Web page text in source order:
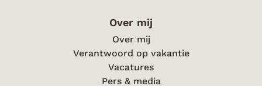
Over mij
Over mij
Verantwoord op vakantie
Vacatures
Pers & media